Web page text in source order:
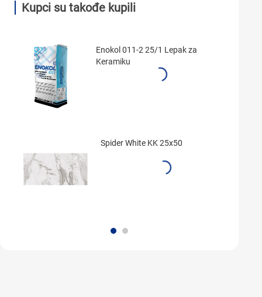
Kupci su takođe kupili
Enokol 011-2 25/1 Lepak za
Keramiku
Spider White KK 25x50